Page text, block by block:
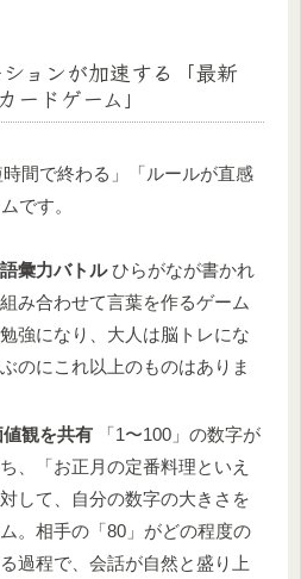
ョンが加速する「最新
ードゲーム」
間で終わる」「ルールが直感
です。
彙力バトルひらがなが書かれ
み合わせて言葉を作るゲーム
強になり、大人は脳トレにな
のにこれ以上のものはありま
値観を共有 「1〜100」の数字が
、「お正月の定番料理といえ
して、自分の数字の大きさを
。相手の「80」がどの程度の
過程で、会話が自然と盛り上